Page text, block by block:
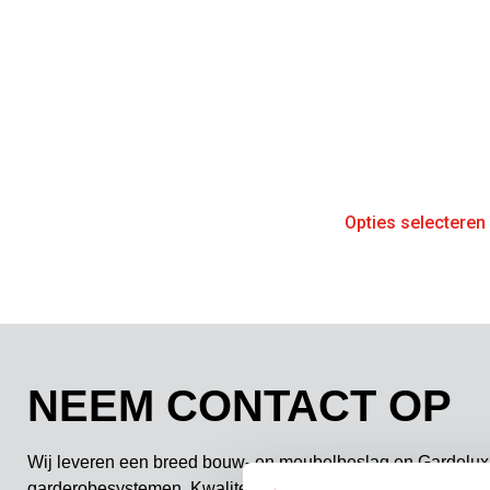
Opties selecteren
NEEM CONTACT OP
Wij leveren een breed bouw- en meubelbeslag en